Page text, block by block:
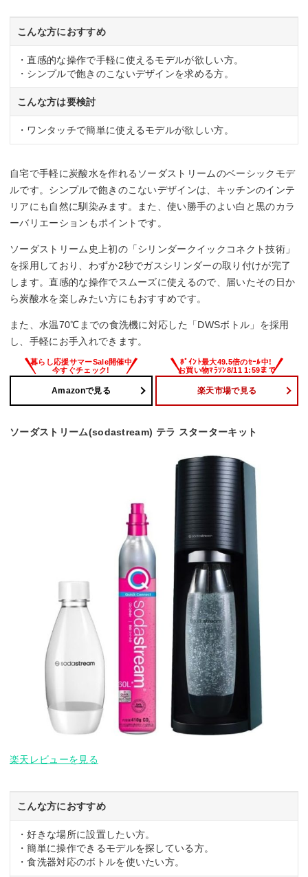
こんな方におすすめ
・直感的な操作で手軽に使えるモデルが欲しい方。
・シンプルで飽きのこないデザインを求める方。
こんな方は要検討
・ワンタッチで簡単に使えるモデルが欲しい方。
自宅で手軽に炭酸水を作れるソーダストリームのベーシックモデ
ルです。シンプルで飽きのこないデザインは、キッチンのインテ
リアにも自然に馴染みます。また、使い勝手のよい白と黒のカラ
ーバリエーションもポイントです。
ソーダストリーム史上初の「シリンダークイックコネクト技術」
を採用しており、わずか2秒でガスシリンダーの取り付けが完了
します。直感的な操作でスムーズに使えるので、届いたその日か
ら炭酸水を楽しみたい方にもおすすめです。
また、水温70℃までの食洗機に対応した「DWSボトル」を採用
し、手軽にお手入れできます。
Amazonで見る 楽天市場で見る
ソーダストリーム(sodastream) テラ スターターキット
楽天レビューを見る
こんな方におすすめ
・好きな場所に設置したい方。
・簡単に操作できるモデルを探している方。
・食洗器対応のボトルを使いたい方。